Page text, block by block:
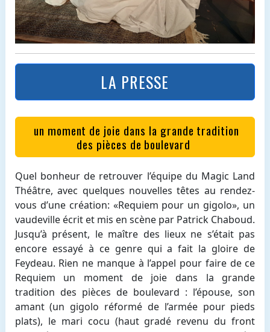
LA PRESSE
un moment de joie dans la grande tradition
des pièces de boulevard
Quel bonheur de retrouver l’équipe du Magic Land
Théâtre, avec quelques nouvelles têtes au rendez-
vous d’une création: «Requiem pour un gigolo», un
vaudeville écrit et mis en scène par Patrick Chaboud.
Jusqu’à présent, le maître des lieux ne s’était pas
encore essayé à ce genre qui a fait la gloire de
Feydeau. Rien ne manque à l’appel pour faire de ce
Requiem un moment de joie dans la grande
tradition des pièces de boulevard : l’épouse, son
amant (un gigolo réformé de l’armée pour pieds
plats), le mari cocu (haut gradé revenu du front